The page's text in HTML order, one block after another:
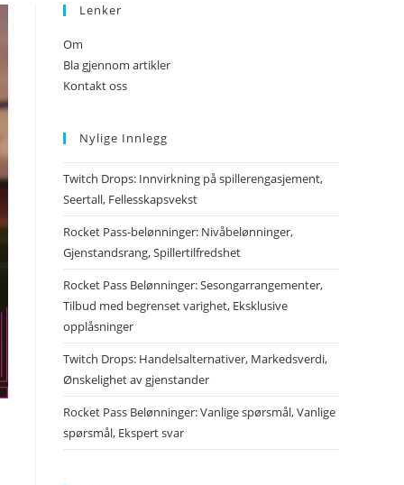
Lenker
Om
Bla gjennom artikler
Kontakt oss
Nylige Innlegg
Twitch Drops: Innvirkning på spillerengasjement,
Seertall, Fellesskapsvekst
Rocket Pass-belønninger: Nivåbelønninger,
Gjenstandsrang, Spillertilfredshet
Rocket Pass Belønninger: Sesongarrangementer,
Tilbud med begrenset varighet, Eksklusive
opplåsninger
Twitch Drops: Handelsalternativer, Markedsverdi,
Ønskelighet av gjenstander
Rocket Pass Belønninger: Vanlige spørsmål, Vanlige
spørsmål, Ekspert svar